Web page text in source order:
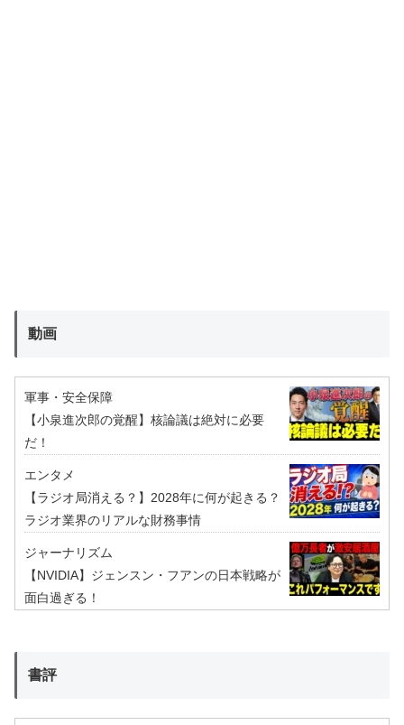
動画
軍事・安全保障
【小泉進次郎の覚醒】核論議は絶対に必要
だ！
エンタメ
【ラジオ局消える？】2028年に何が起きる？
ラジオ業界のリアルな財務事情
ジャーナリズム
【NVIDIA】ジェンスン・フアンの日本戦略が
面白過ぎる！
書評